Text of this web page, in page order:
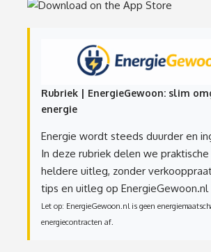
Rubriek | EnergieGewoon: slim
energie
Energie wordt steeds duurder en
In deze rubriek delen we
heldere uitleg, zonder
tips en uitleg op EnergieGewoon.nl
Let op: EnergieGewoon.nl is geen
energiecontracten af.